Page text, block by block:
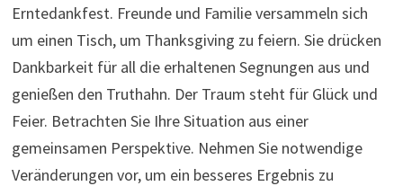
Erntedankfest. Freunde und Familie versammeln sich
um einen Tisch, um Thanksgiving zu feiern. Sie drücken
Dankbarkeit für all die erhaltenen Segnungen aus und
genießen den Truthahn. Der Traum steht für Glück und
Feier. Betrachten Sie Ihre Situation aus einer
gemeinsamen Perspektive. Nehmen Sie notwendige
Veränderungen vor, um ein besseres Ergebnis zu